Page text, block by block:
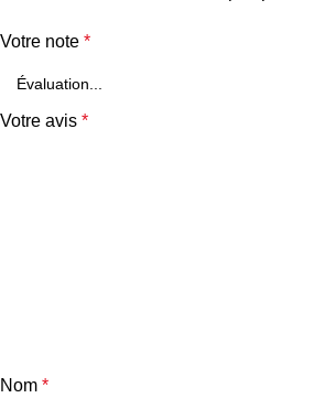
Votre note *
Votre avis *
Nom *